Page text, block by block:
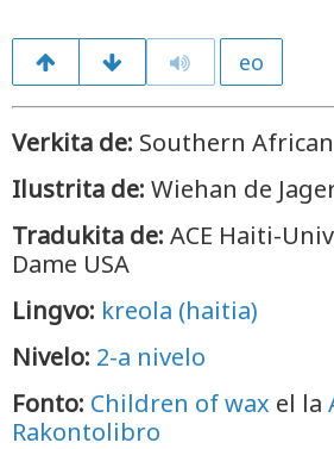
eo
Verkita de: Southern
Ilustrita de: Wiehan de
Tradukita de: ACE Haiti-
Dame USA
Lingvo: kreola (haitia)
Nivelo: 2-a nivelo
Fonto: Children of wax el la
Rakontolibro